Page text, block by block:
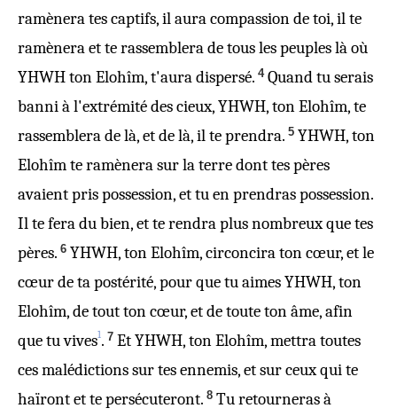
ramènera tes captifs, il aura compassion de toi, il te
ramènera et te rassemblera de tous les peuples là où
YHWH ton Elohîm, t'aura dispersé. 4 Quand tu serais
banni à l'extrémité des cieux, YHWH, ton Elohîm, te
rassemblera de là, et de là, il te prendra. 5 YHWH, ton
Elohîm te ramènera sur la terre dont tes pères
avaient pris possession, et tu en prendras possession.
Il te fera du bien, et te rendra plus nombreux que tes
pères. 6 YHWH, ton Elohîm, circoncira ton cœur, et le
cœur de ta postérité, pour que tu aimes YHWH, ton
Elohîm, de tout ton cœur, et de toute ton âme, afin
que tu vives1. 7 Et YHWH, ton Elohîm, mettra toutes
ces malédictions sur tes ennemis, et sur ceux qui te
haïront et te persécuteront. 8 Tu retourneras à